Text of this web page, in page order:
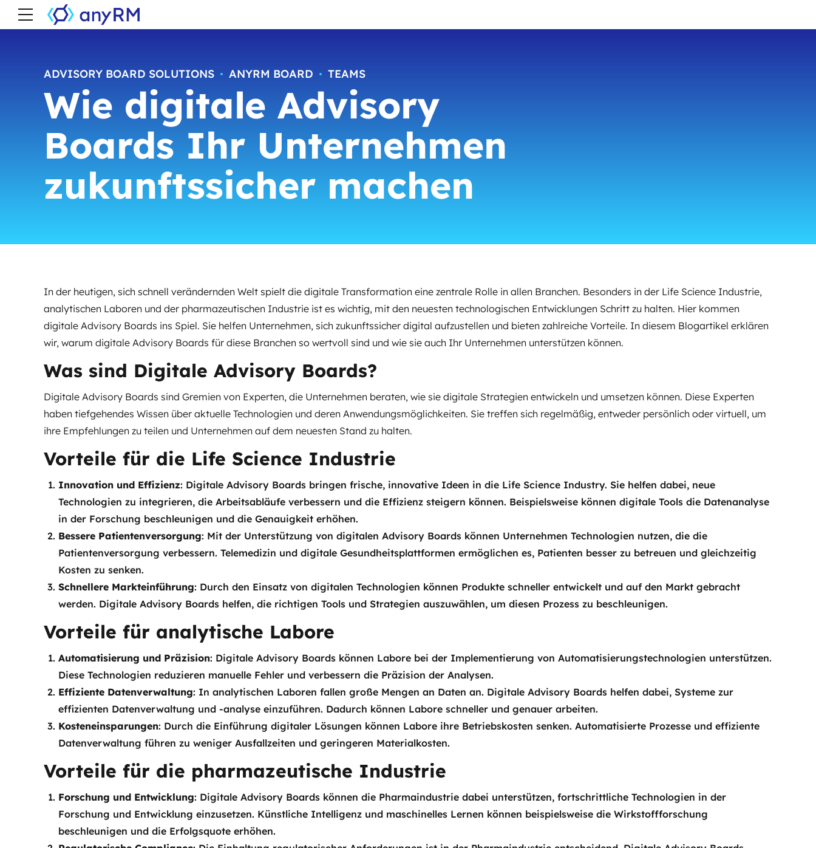
ADVISORY BOARD SOLUTIONS ANYRM BOARD TEAMS
Wie digitale Advisory
Boards Ihr Unternehmen
zukunftssicher machen
In der heutigen, sich schnell verändernden Welt spielt die digitale Transformation eine zentrale Rolle in allen Branchen. Besonders in der Life Science Industrie,
analytischen Laboren und der pharmazeutischen Industrie ist es wichtig, mit den neuesten technologischen Entwicklungen Schritt zu halten. Hier kommen
digitale Advisory Boards ins Spiel. Sie helfen Unternehmen, sich zukunftssicher digital aufzustellen und bieten zahlreiche Vorteile. In diesem Blogartikel erklären
wir, warum digitale Advisory Boards für diese Branchen so wertvoll sind und wie sie auch Ihr Unternehmen unterstützen können.
Was sind Digitale Advisory Boards?
Digitale Advisory Boards sind Gremien von Experten, die Unternehmen beraten, wie sie digitale Strategien entwickeln und umsetzen können. Diese Experten
haben tiefgehendes Wissen über aktuelle Technologien und deren Anwendungsmöglichkeiten. Sie treffen sich regelmäßig, entweder persönlich oder virtuell, um
ihre Empfehlungen zu teilen und Unternehmen auf dem neuesten Stand zu halten.
Vorteile für die Life Science Industrie
Innovation und Effizienz: Digitale Advisory Boards bringen frische, innovative Ideen in die Life Science Industry. Sie helfen dabei, neue
Technologien zu integrieren, die Arbeitsabläufe verbessern und die Effizienz steigern können. Beispielsweise können digitale Tools die Datenanalyse
in der Forschung beschleunigen und die Genauigkeit erhöhen.
Bessere Patientenversorgung: Mit der Unterstützung von digitalen Advisory Boards können Unternehmen Technologien nutzen, die die
Patientenversorgung verbessern. Telemedizin und digitale Gesundheitsplattformen ermöglichen es, Patienten besser zu betreuen und gleichzeitig
Kosten zu senken.
Schnellere Markteinführung: Durch den Einsatz von digitalen Technologien können Produkte schneller entwickelt und auf den Markt gebracht
werden. Digitale Advisory Boards helfen, die richtigen Tools und Strategien auszuwählen, um diesen Prozess zu beschleunigen.
Vorteile für analytische Labore
Automatisierung und Präzision: Digitale Advisory Boards können Labore bei der Implementierung von Automatisierungstechnologien unterstützen.
Diese Technologien reduzieren manuelle Fehler und verbessern die Präzision der Analysen.
Effiziente Datenverwaltung: In analytischen Laboren fallen große Mengen an Daten an. Digitale Advisory Boards helfen dabei, Systeme zur
effizienten Datenverwaltung und -analyse einzuführen. Dadurch können Labore schneller und genauer arbeiten.
Kosteneinsparungen: Durch die Einführung digitaler Lösungen können Labore ihre Betriebskosten senken. Automatisierte Prozesse und effiziente
Datenverwaltung führen zu weniger Ausfallzeiten und geringeren Materialkosten.
Vorteile für die pharmazeutische Industrie
Forschung und Entwicklung: Digitale Advisory Boards können die Pharmaindustrie dabei unterstützen, fortschrittliche Technologien in der
Forschung und Entwicklung einzusetzen. Künstliche Intelligenz und maschinelles Lernen können beispielsweise die Wirkstoffforschung
beschleunigen und die Erfolgsquote erhöhen.